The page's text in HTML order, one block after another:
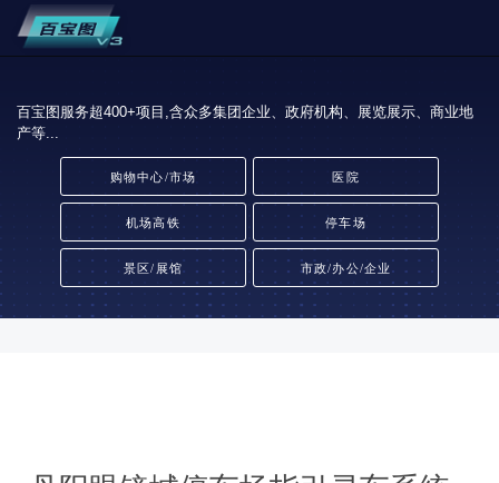
百宝图服务超400+项目,含众多集团企业、政府机构、展览展示、商业地
产等...
购物中心/市场 医院
机场高铁 停车场
景区/展馆 市政/办公/企业